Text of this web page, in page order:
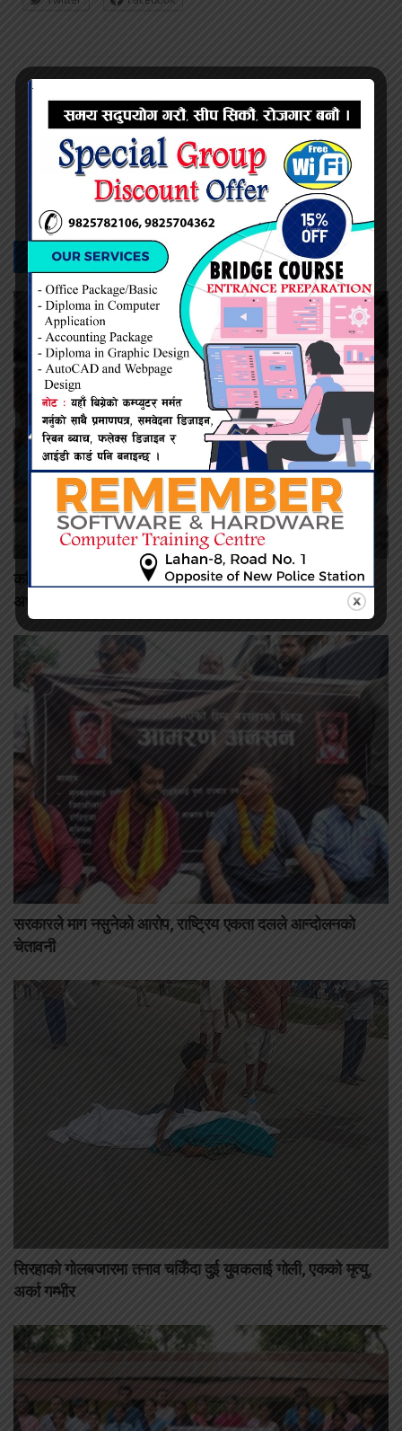
प्रदिप सिंह
सम्बन्धित -समाचार
कमिशन नदिँदा दुःख दिइयो’ भन्ने सहकारी सञ्चालकको आरोप, वडा
अध्यक्षद्वारा अस्वीकार
सरकारले माग नसुनेको आरोप, राष्ट्रिय एकता दलले आन्दोलनको
चेतावनी
सिरहाको गोलबजारमा तनाव चर्किँदा दुई युवकलाई गोली, एकको मृत्यु,
अर्का गम्भीर